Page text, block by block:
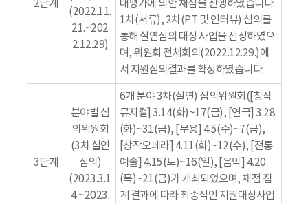
2단계
(2022.11.
21.~202
2.12.29)
대평가에 의한 채점을 진행하였습니다.
1차(서류), 2차(PT 및 인터뷰) 심의를
통해 실연심의 대상 사업을 선정하였으
며, 위원회 전체회의(2022.12.29.)에
서 지원심의결과를 확정하였습니다.
3단계
분야별 심
의위원회
(3차 실연
심의)
(2023.3.1
4.~2023.
6개 분야 3차(실연) 심의위원회([창작
뮤지컬] 3.14(화)~17(금), [연극] 3.28
(화)~31(금), [무용] 4.5(수)~7(금),
[창작오페라] 4.11(화)~12(수), [전통
예술] 4.15(토)~16(일), [음악] 4.20
(목)~21(금)가 개최되었으며, 채점 집
계 결과에 따라 최종적인 지원대상사업